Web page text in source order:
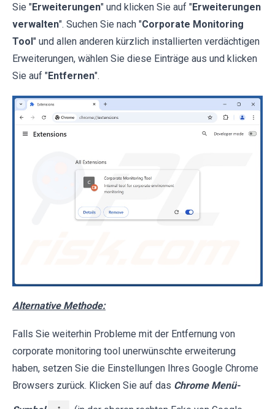
Sie "Erweiterungen" und klicken Sie auf "Erweiterungen
verwalten". Suchen Sie nach "Corporate Monitoring
Tool" und allen anderen kürzlich installierten verdächtigen
Erweiterungen, wählen Sie diese Einträge aus und klicken
Sie auf "Entfernen".
Alternative Methode:
Falls Sie weiterhin Probleme mit der Entfernung von
corporate monitoring tool unerwünschte erweiterung
haben, setzen Sie die Einstellungen Ihres Google Chrome
Browsers zurück. Klicken Sie auf das Chrome Menü-